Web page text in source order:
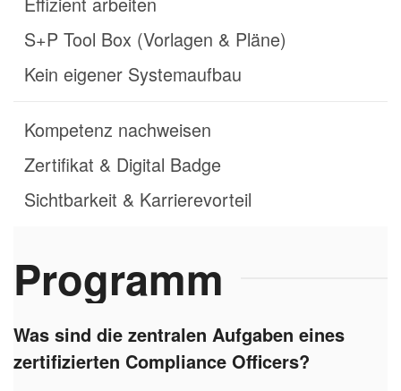
S+P Tool Box (Vorlagen & Pläne)
Kein eigener Systemaufbau
Kompetenz nachweisen
Zertifikat & Digital Badge
Sichtbarkeit & Karrierevorteil
Programm
Was sind die zentralen Aufgaben eines
zertifizierten Compliance Officers?